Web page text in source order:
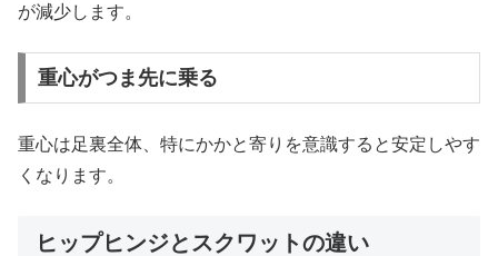
が減少します。
重心がつま先に乗る
重心は足裏全体、特にかかと寄りを意識すると安定しやす
くなります。
ヒップヒンジとスクワットの違い